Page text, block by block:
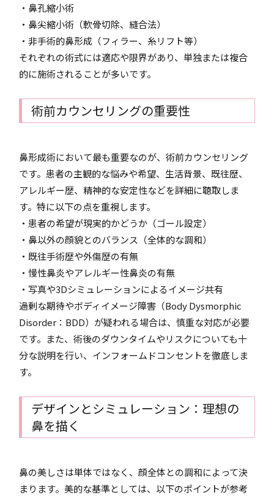
・鼻孔縮小術
・鼻尖縮小術（軟骨切除、縫合法）
・非手術的鼻形成（フィラー、糸リフト等）
それぞれの術式には適応や限界があり、単独または複合
的に施術されることが多いです。
術前カウンセリングの重要性
鼻形成術において最も重要なのが、術前カウンセリング
です。患者の主観的な悩みや希望、生活背景、既往歴、
アレルギー歴、精神的な安定性などを詳細に聴取しま
す。特に以下の点を重視します。
・患者の希望が現実的かどうか（ゴール設定）
・鼻以外の顔貌とのバランス（全体的な調和）
・既往手術歴や外傷歴の有無
・慢性鼻炎やアレルギー性鼻炎の有無
・写真や3Dシミュレーションによるイメージ共有
過剰な期待やボディイメージ障害（Body Dysmorphic
Disorder：BDD）が疑われる場合は、慎重な対応が必要
です。また、術後のダウンタイムやリスクについても十
分な説明を行い、インフォームドコンセントを徹底しま
す。
デザインとシミュレーション：理想の
鼻を描く
鼻の美しさは単体ではなく、顔全体との調和によって決
まります。美的な基準としては、以下のポイントが参考